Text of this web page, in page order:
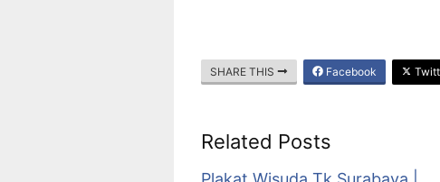
SHARE THIS Facebook
Related Posts